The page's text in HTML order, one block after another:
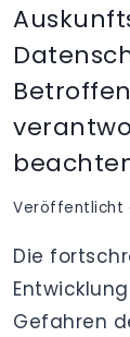
Veröffentlicht
Die
Gefahren